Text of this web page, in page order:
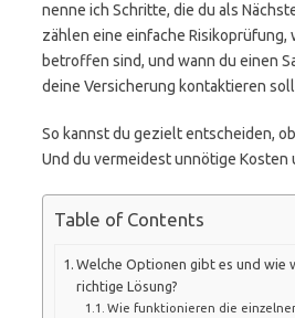
nenne ich Schritte, die du als
zählen eine einfache Risikoprüfung,
betroffen sind, und wann du einen
deine Versicherung kontaktieren
So kannst du gezielt entscheiden,
Und du vermeidest unnötige Kosten
Table of Contents
Welche Optionen gibt es und wie
richtige Lösung?
Wie funktionieren die